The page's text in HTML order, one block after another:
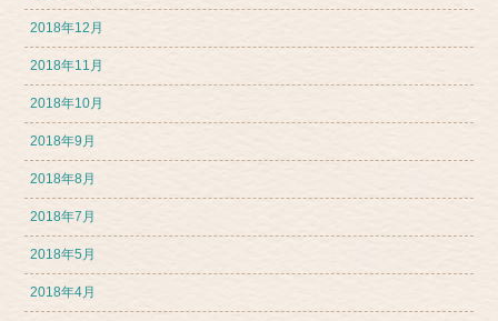
2018年12月
2018年11月
2018年10月
2018年9月
2018年8月
2018年7月
2018年5月
2018年4月